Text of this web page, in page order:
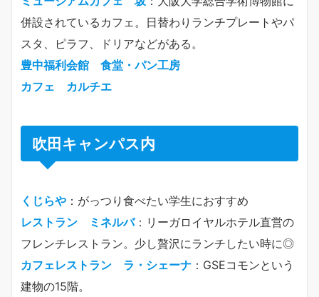
併設されているカフェ。日替わりランチプレートやパ
スタ、ピラフ、ドリアなどがある。
豊中福利会館 食堂・パン工房
カフェ カルチエ
吹田キャンパス内
くじらや ：がっつり食べたい学生におすすめ
レストラン ミネルバ：リーガロイヤルホテル直営の
フレンチレストラン。少し贅沢にランチしたい時に◎
カフェレストラン ラ・シェーナ ：GSEコモンという
建物の15階。